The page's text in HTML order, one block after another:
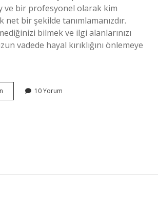
ve bir profesyonel olarak kim
bir şekilde tanımlamanızdır.
bilmek ve ilgi alanlarınızı
vadede hayal kırıklığını önlemeye
Bir
10 Yorum